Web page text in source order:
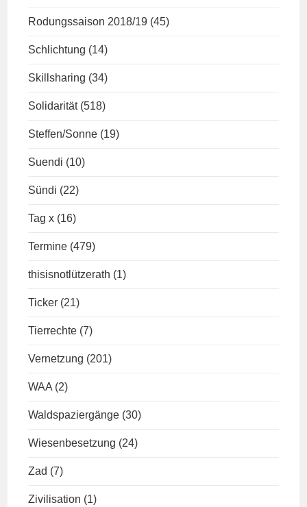
Rodungssaison 2018/19 (45)
Schlichtung (14)
Skillsharing (34)
Solidarität (518)
Steffen/Sonne (19)
Suendi (10)
Sündi (22)
Tag x (16)
Termine (479)
thisisnotlützerath (1)
Ticker (21)
Tierrechte (7)
Vernetzung (201)
WAA (2)
Waldspaziergänge (30)
Wiesenbesetzung (24)
Zad (7)
Zivilisation (1)